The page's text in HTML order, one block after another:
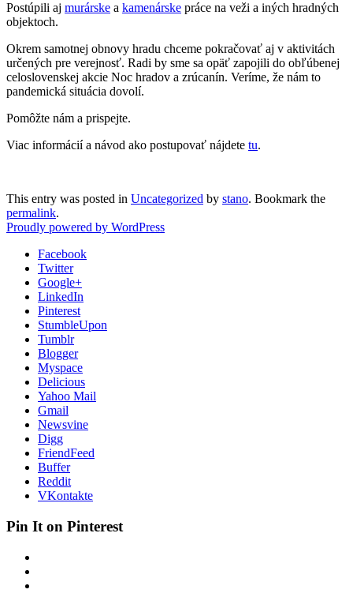
Postúpili aj murárske a kamenárske práce na veži a iných hradných
objektoch.
Okrem samotnej obnovy hradu chceme pokračovať aj v aktivitách
určených pre verejnosť. Radi by sme sa opäť zapojili do obľúbenej
celoslovenskej akcie Noc hradov a zrúcanín. Veríme, že nám to
pandemická situácia dovolí.
Pomôžte nám a prispejte.
Viac informácií a návod ako postupovať nájdete tu.
This entry was posted in Uncategorized by stano. Bookmark the
permalink.
Proudly powered by WordPress
Facebook
Twitter
Google+
LinkedIn
Pinterest
StumbleUpon
Tumblr
Blogger
Myspace
Delicious
Yahoo Mail
Gmail
Newsvine
Digg
FriendFeed
Buffer
Reddit
VKontakte
Pin It on Pinterest